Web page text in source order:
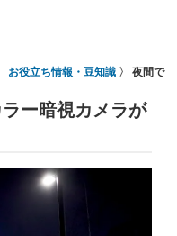
お役立ち情報・豆知識 夜間で
ー暗視カメラが